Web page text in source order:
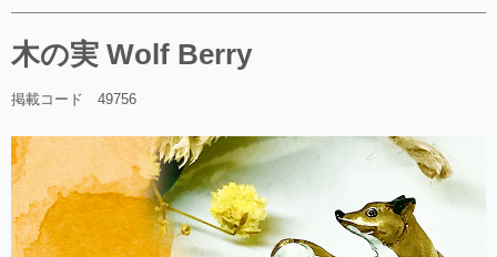
木の実 Wolf Berry
掲載コード 49756